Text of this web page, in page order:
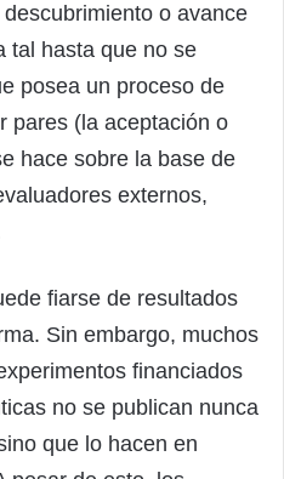
o avance
tal hasta que no se
posea un proceso de
pares (la aceptación o
hace sobre la base de
externos,
fiarse de resultados
Sin embargo, muchos
financiados
no se publican nunca
que lo hacen en